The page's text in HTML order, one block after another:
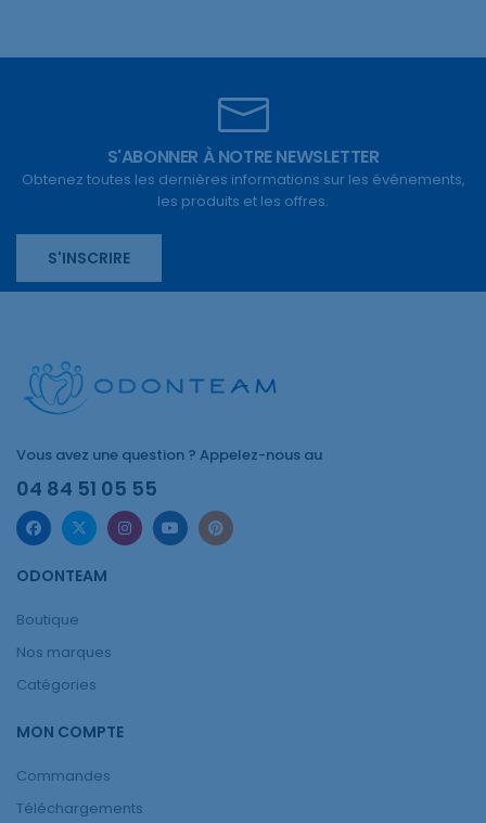
S'ABONNER À NOTRE NEWSLETTER
Obtenez toutes les dernières informations sur les événements,
les produits et les offres.
S'INSCRIRE
Vous avez une question ? Appelez-nous au
04 84 51 05 55
ODONTEAM
Boutique
Nos marques
Catégories
MON COMPTE
Commandes
Téléchargements